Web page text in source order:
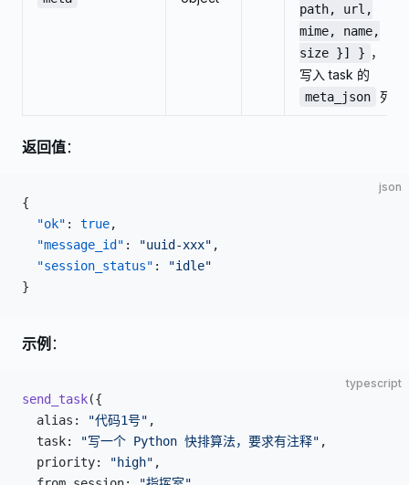
path, url,
mime, name,
size }] } ，
写入 task 的
meta_json 列
返回值：
json
{
  "ok"
: true,
  "message_id"
: "uuid-xxx" ,
  "session_status"
:
"idle"
}
示例 ：
typescript
send_task({
  alias:
"代码1号" ,
  task:
"写一个 Python 快排算法，要求有注释" ,
  priority:
"high" ,